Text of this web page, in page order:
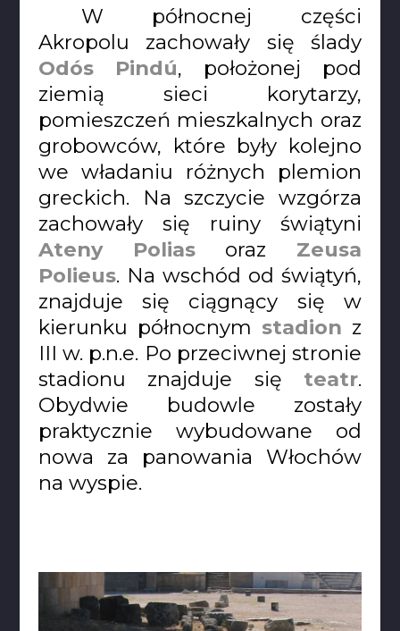
W północnej części
Akropolu zachowały się ślady
Odós Pindú, położonej pod
ziemią sieci korytarzy,
pomieszczeń mieszkalnych oraz
grobowców, które były kolejno
we władaniu różnych plemion
greckich. Na szczycie wzgórza
zachowały się ruiny świątyni
Ateny Poliasoraz Zeusa
Polieus. Na wschód od świątyń,
znajduje się ciągnący się w
kierunku północnym stadion z
III w. p.n.e. Po przeciwnej stronie
stadionu znajduje się teatr.
Obydwie budowle zostały
praktycznie wybudowane od
nowa za panowania Włochów
na wyspie.